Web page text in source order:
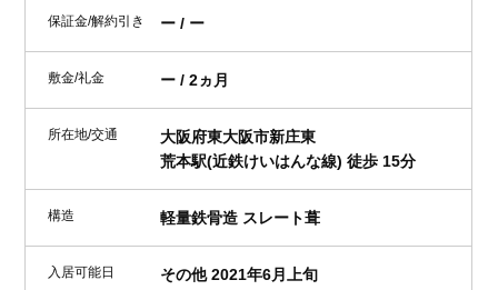
保証金/解約引き ー / ー
敷金/礼金 ー / 2ヵ月
所在地/交通
大阪府東大阪市新庄東
荒本駅(近鉄けいはんな線) 徒歩 15分
構造 軽量鉄骨造 スレート葺
入居可能日 その他 2021年6月上旬